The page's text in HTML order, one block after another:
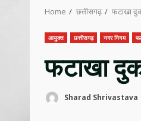
Home छत्तीसगढ़ फटाखा
आयुक्त छत्तीसगढ़ नगर निगम
फटाखा
Sharad Shrivastava